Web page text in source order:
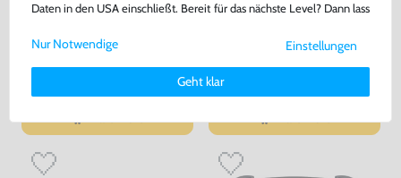
Original DualSense Controller
sehr guter Zustand, gebraucht
nur
Original DualSense Controller
gebraucht, NEUWERTIG
nur
Daten in den USA einschließt. Bereit für das nächste Level? Dann lass
Weitere Informationen zu den von uns verwendeten Cookies und
Deinen Rechten als Nutzer findest Du in unsererDaten­schutz­
Impressum.
Einstellungen
Geht klar
Nur Notwendige